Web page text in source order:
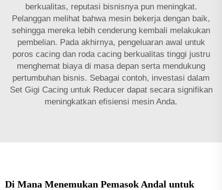
berkualitas, reputasi bisnisnya pun meningkat.
Pelanggan melihat bahwa mesin bekerja dengan baik,
sehingga mereka lebih cenderung kembali melakukan
pembelian. Pada akhirnya, pengeluaran awal untuk
poros cacing dan roda cacing berkualitas tinggi justru
menghemat biaya di masa depan serta mendukung
pertumbuhan bisnis. Sebagai contoh, investasi dalam
Set Gigi Cacing untuk Reducer dapat secara signifikan
meningkatkan efisiensi mesin Anda.
Di Mana Menemukan Pemasok Andal untuk